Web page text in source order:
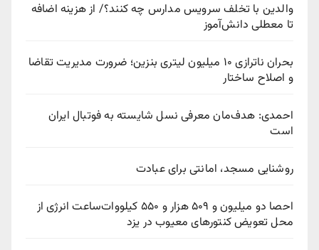
والدین با تخلف سرویس مدارس چه کنند؟/ از هزینه اضافه
تا معطلی دانش‌آموز
بحران ناترازی ۱۰ میلیون لیتری بنزین؛ ضرورت مدیریت تقاضا
و اصلاح ساختار
احمدی: هدف‌مان معرفی نسل شایسته به فوتبال ایران
است
روشنایی مسجد، امانتی برای عبادت
احصا دو میلیون و ۵۰۹ هزار و ۵۵۰ کیلووات‌ساعت انرژی از
محل تعویض کنتورهای معیوب در یزد